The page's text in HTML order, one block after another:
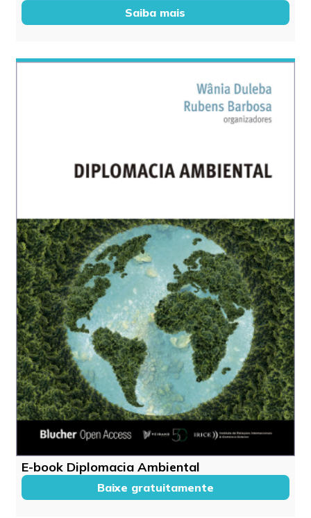
Saiba mais
E-book Diplomacia Ambiental
Baixe gratuitamente